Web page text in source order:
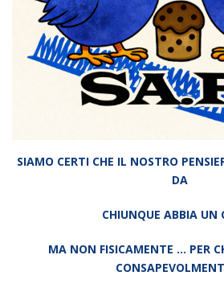
SIAMO CERTI CHE IL NOSTRO
DA
CHIUNQUE ABBIA UN
MA NON FISICAMENTE … PER